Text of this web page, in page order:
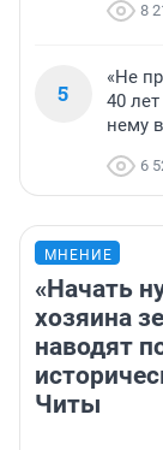
8
5
«Не
40
нему
6
МНЕНИЕ
«Начать
хозяина
наводят
Читы